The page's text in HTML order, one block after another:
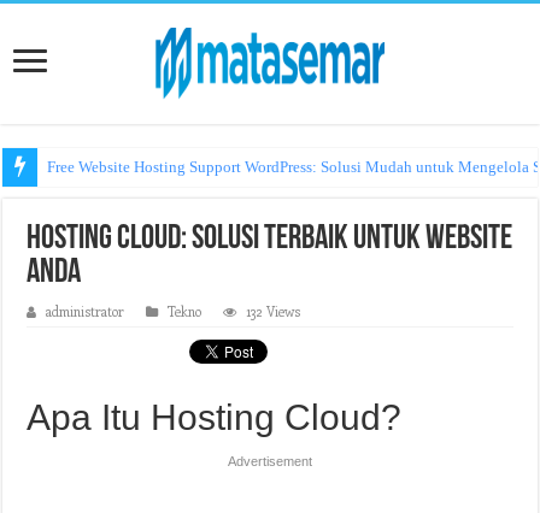
Free Website Hosting Support WordPress: Solusi Mudah untuk Mengelola
Hosting Cloud: Solusi Terbaik untuk Website
Anda
administrator Tekno 132 Views
Apa Itu Hosting Cloud?
Advertisement